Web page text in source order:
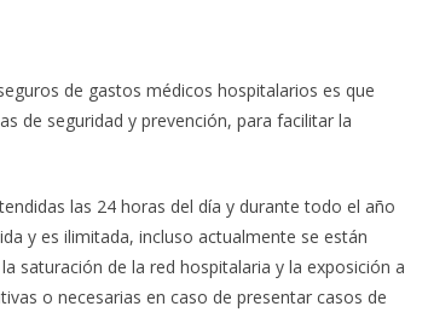
de gastos médicos hospitalarios es que
de seguridad y prevención, para facilitar la
las 24 horas del día y durante todo el año
y es ilimitada, incluso actualmente se están
saturación de la red hospitalaria y la exposición a
o necesarias en caso de presentar casos de